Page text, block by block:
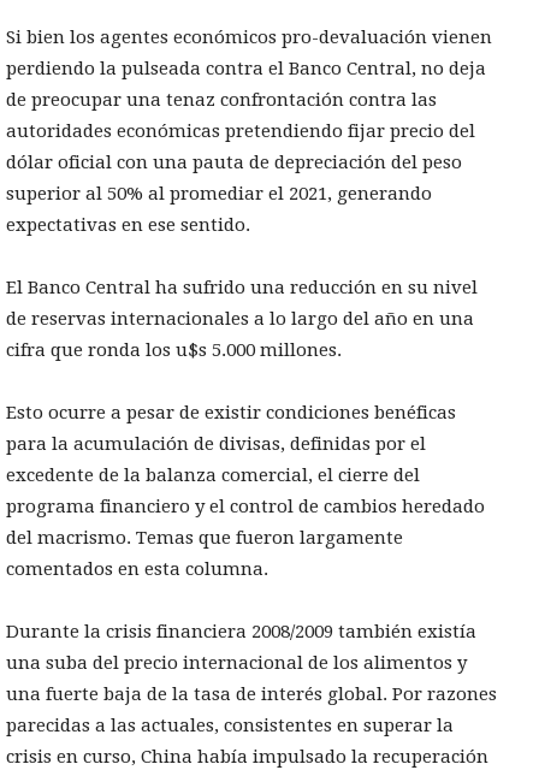
Si bien los agentes económicos pro-devaluación vienen
perdiendo la pulseada contra el Banco Central, no deja
de preocupar una tenaz confrontación contra las
autoridades económicas pretendiendo fijar precio del
dólar oficial con una pauta de depreciación del peso
superior al 50% al promediar el 2021, generando
expectativas en ese sentido.
El Banco Central ha sufrido una reducción en su nivel
de reservas internacionales a lo largo del año en una
cifra que ronda los u$s 5.000 millones.
Esto ocurre a pesar de existir condiciones benéficas
para la acumulación de divisas, definidas por el
excedente de la balanza comercial, el cierre del
programa financiero y el control de cambios heredado
del macrismo. Temas que fueron largamente
comentados en esta columna.
Durante la crisis financiera 2008/2009 también existía
una suba del precio internacional de los alimentos y
una fuerte baja de la tasa de interés global. Por razones
parecidas a las actuales, consistentes en superar la
crisis en curso, China había impulsado la recuperación